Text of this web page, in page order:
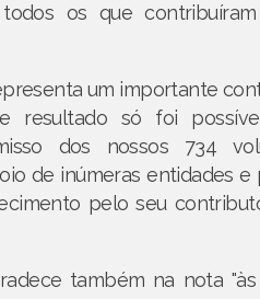
os que
um importante
resultado só foi
dos nossos 734
de inúmeras entidades e
pelo seu
também na nota